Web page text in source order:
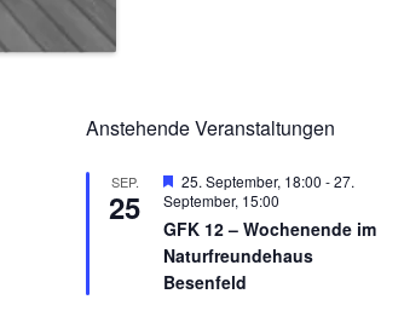
Anstehende Veranstaltungen
SEP.
25
Hervorgehoben
25. September, 18:00 -27.
September, 15:00
GFK 12 – Wochenende im
Naturfreundehaus
Besenfeld